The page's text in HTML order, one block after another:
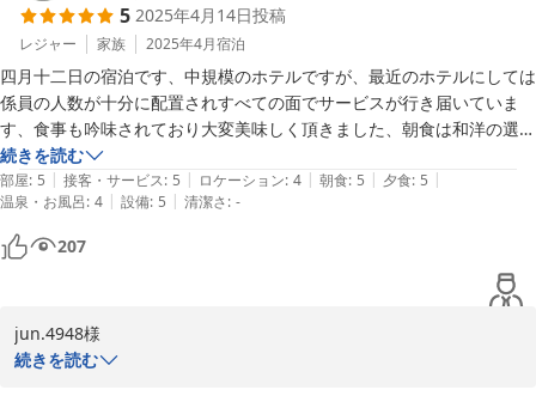
が進み気づいたら、３時間も経っててびっくりしました(^^;)
温泉ホテルでここまでゆっくり食事をしたのは初めてです。レストラン
もとっても居心地が良かったです。
とにかく鬼怒川金谷さんは、間違いなくどなたにもにもおすすめできる
ホテルです！
この度は有難うございました！
しかしながらご夕食につきまして、一部お口に合わないお料理があ
ったとのこと、ご期待に沿えず申し訳ございませんでした。いただ
いたお声を真摯に受け止め、今後のサービス提供の参考とさせてい
ただきます。
何度ご来館いただいてもお客様にご満足いただける滞在を提供でき
るよう努めてまいりますので、また機会がございましたらご再訪い
ただけますと幸いでございます。
この度はご投稿いただきありがとうございました。
2025-05-31
5 2025年4月14日投稿
レジャー 家族 2025年4月宿泊
四月十二日の宿泊です、中規模のホテルですが、最近のホテルにしては
係員の人数が十分に配置されすべての面でサービスが行き届いていま
す、食事も吟味されており大変美味しく頂きました、朝食は和洋の選択
で今回は和食を頂きましたが機会があれば洋食も頂いてみたいと思いま
す、部屋にも結構な露天風の風呂がありまして、これはこれで結構なの
ですが大浴場の露天風呂がもう少し広ければ言う事が有りません、内風
呂の温泉が少しぬるめと思い長湯していましたら温まり過ぎましたので
以後自戒します、鬼怒川温泉ではもっと大きなホテルにしか宿泊経験が
有りませんが、金谷ホテルは実に気に入りました、静かでゆっくりとし
続きを読む
部屋: 5 | 接客・サービス: 5 | ロケーション: 4 | 朝食: 5 | 夕食: 5 |
温泉・お風呂: 4 | 設備: 5 | 清潔さ: -
207
jun.4948様
この度は鬼怒川金谷ホテルにご宿泊いただきありがとうございまし
続きを読む